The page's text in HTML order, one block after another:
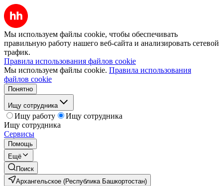
Мы используем файлы cookie, чтобы обеспечивать
правильную работу нашего веб-сайта и анализировать сетевой
трафик.
Правила использования файлов cookie
Мы используем файлы cookie. Правила использования
файлов cookie
Понятно
Ищу сотрудника
Ищу работу
Ищу сотрудника
Ищу сотрудника
Сервисы
Помощь
Ещё
Поиск
Архангельское (Республика Башкортостан)